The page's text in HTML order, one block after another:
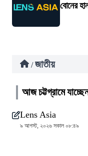
বোনের
/ জাতীয়
আজ চট্টগ্রামে
Lens Asia
৯ আগস্ট, ২০২৬ সকাল ০৮:৪৯